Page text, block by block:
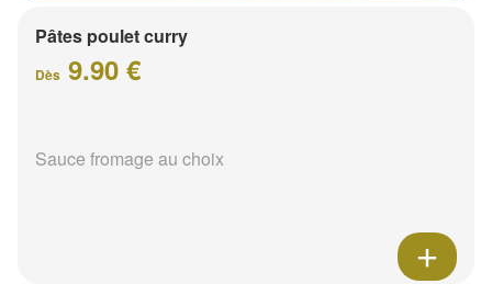
Pâtes poulet curry
Dès 9.90 €
Sauce fromage au choix